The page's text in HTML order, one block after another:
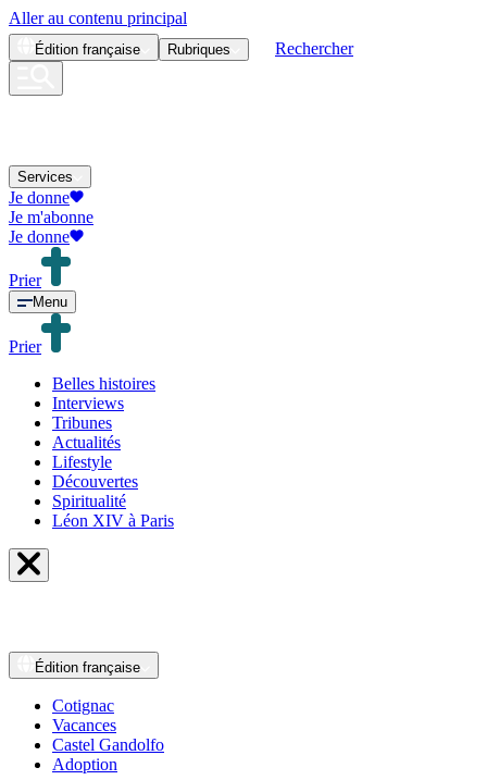
Aller au contenu principal
Édition française Rubriques Rechercher
Services
Je donne
Je m'abonne
Je donne
Prier
Menu
Prier
Belles histoires
Interviews
Tribunes
Actualités
Lifestyle
Découvertes
Spiritualité
Léon XIV à Paris
Édition française
Cotignac
Vacances
Castel Gandolfo
Adoption